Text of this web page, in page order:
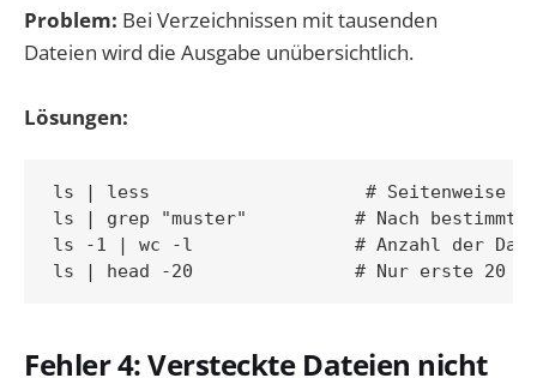
Problem: Bei Verzeichnissen mit tausenden
Dateien wird die Ausgabe unübersichtlich.
Lösungen:
ls | less                    # Seitenweise
ls | grep "muster"          # Nach
ls -1 | wc -l               # Anzahl der
Fehler 4: Versteckte Dateien nicht